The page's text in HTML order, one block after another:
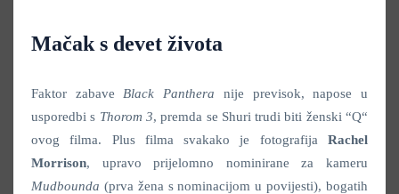
Mačak s devet života
Faktor zabave Black Panthera nije previsok, napose u
usporedbi s Thorom 3, premda se Shuri trudi biti ženski “Q“
ovog filma. Plus filma svakako je fotografija Rachel
Morrison, upravo prijelomno nominirane za kameru
Mudbounda (prva žena s nominacijom u povijesti), bogatih